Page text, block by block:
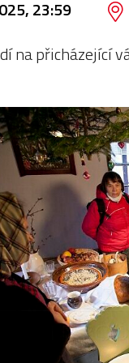
23:59
na přicházející